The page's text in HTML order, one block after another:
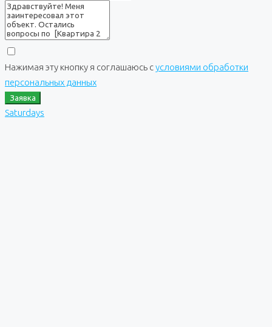
Нажимая эту кнопку я соглашаюсь сусловиями обработки
персональных данных
Заявка
Saturdays